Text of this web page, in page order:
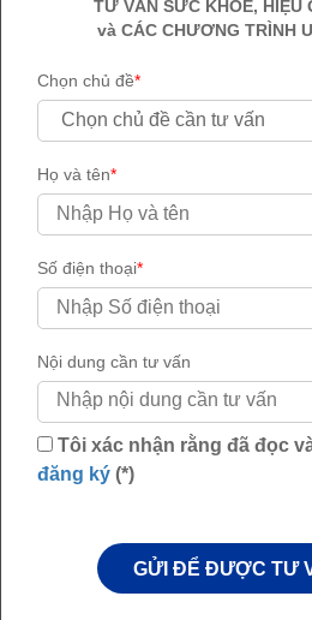
Uống Alipas Thường Xuyên Có
Tiền?
Gửi câu hỏi
Rối loạn cương dương
Xuất tinh sớm
Suy giảm sinh lực phái mạnh
Các vấn đề khác
TƯ VẤN SỨC KHỎE, HIỆU
và CÁC CHƯƠNG TRÌNH
Chọn chủ đề*
Họ và tên*
Số điện thoại*
Nội dung cần tư vấn
Tôi xác nhận rằng đã đọc
đăng ký (*)
GỬI ĐỂ ĐƯỢC TƯ